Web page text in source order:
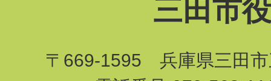
三田市
〒669-1595 兵庫県三田市